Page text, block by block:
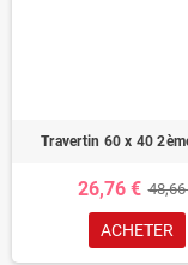
Travertin 60 x 40
26,76 € 48,66
ACHETER